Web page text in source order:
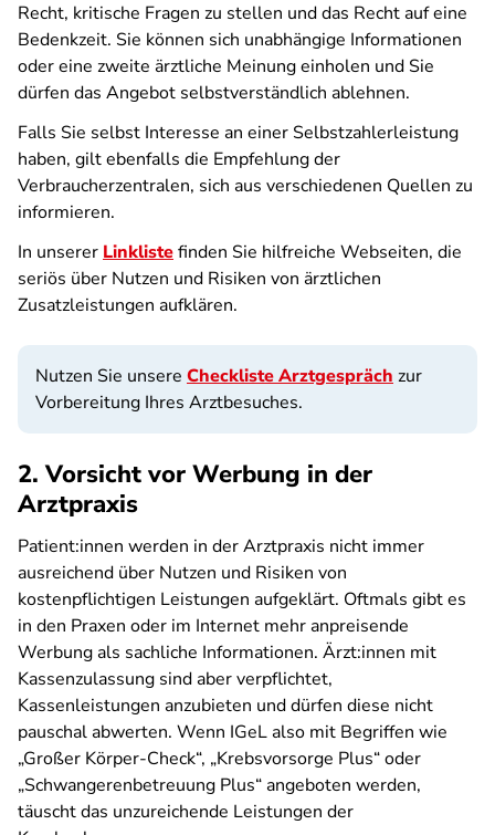
Recht, kritische Fragen zu stellen und das Recht auf eine
Bedenkzeit. Sie können sich unabhängige Informationen
oder eine zweite ärztliche Meinung einholen und Sie
dürfen das Angebot selbstverständlich ablehnen.
Falls Sie selbst Interesse an einer Selbstzahlerleistung
haben, gilt ebenfalls die Empfehlung der
Verbraucherzentralen, sich aus verschiedenen Quellen zu
informieren.
In unserer Linklistefinden Sie hilfreiche Webseiten, die
seriös über Nutzen und Risiken von ärztlichen
Zusatzleistungen aufklären.
Nutzen Sie unsere Checkliste Arztgespräch zur
Vorbereitung Ihres Arztbesuches.
2. Vorsicht vor Werbung in der
Arztpraxis
Patient:innen werden in der Arztpraxis nicht immer
ausreichend über Nutzen und Risiken von
kostenpflichtigen Leistungen aufgeklärt. Oftmals gibt es
in den Praxen oder im Internet mehr anpreisende
Werbung als sachliche Informationen. Ärzt:innen mit
Kassenzulassung sind aber verpflichtet,
Kassenleistungen anzubieten und dürfen diese nicht
pauschal abwerten. Wenn IGeL also mit Begriffen wie
„Großer Körper-Check“, „Krebsvorsorge Plus“ oder
„Schwangerenbetreuung Plus“ angeboten werden,
täuscht das unzureichende Leistungen der